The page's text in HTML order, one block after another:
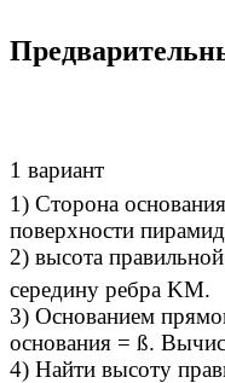
1 вариант
1) Сторона
поверхности
2) высота
середину ребра KM.
3) Основанием
основания = ß.
4) Найти высоту